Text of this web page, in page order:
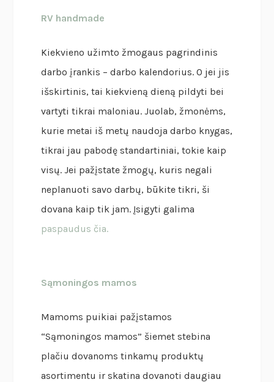
RV handmade
Kiekvieno užimto žmogaus pagrindinis
darbo įrankis – darbo kalendorius. O jei jis
išskirtinis, tai kiekvieną dieną pildyti bei
vartyti tikrai maloniau. Juolab, žmonėms,
kurie metai iš metų naudoja darbo knygas,
tikrai jau pabodę standartiniai, tokie kaip
visų. Jei pažįstate žmogų, kuris negali
neplanuoti savo darbų, būkite tikri, ši
dovana kaip tik jam. Įsigyti galima
paspaudus čia.
Sąmoningos mamos
Mamoms puikiai pažįstamos
“Sąmoningos mamos” šiemet stebina
plačiu dovanoms tinkamų produktų
asortimentu ir skatina dovanoti daugiau